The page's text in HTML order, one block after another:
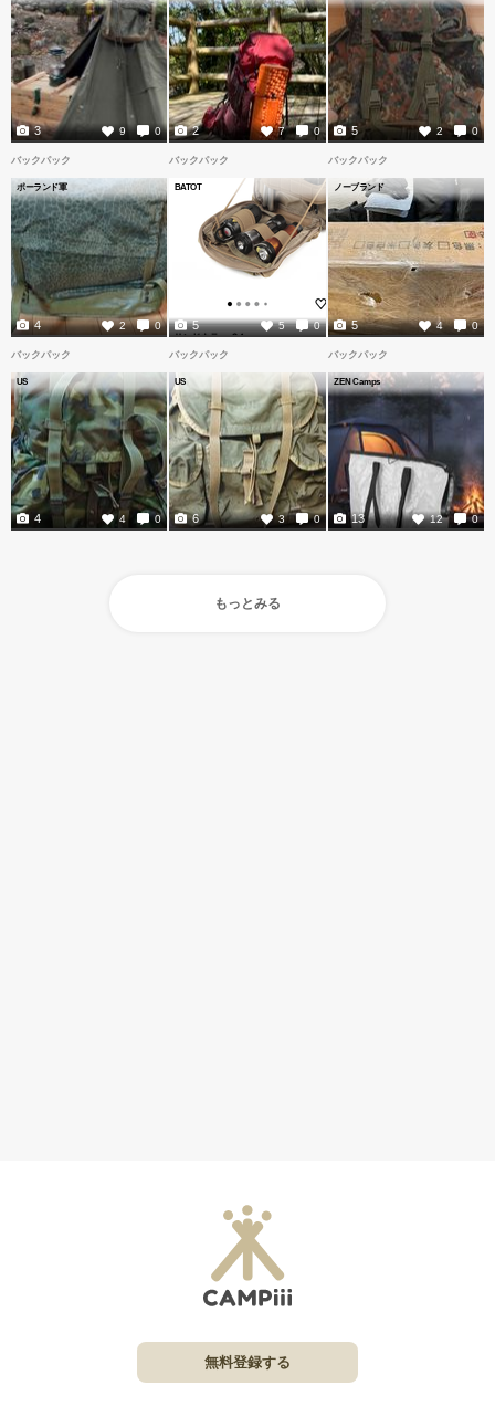
9 0
3 7 0
2 2 0
5
バックパック
ポーランド軍
2 0
4
バックパック
BATOT
5 0
5
バックパック
ノーブランド
4 0
5
バックパック
US
4 0
4
バックパック
US
3 0
6
バックパック
ZEN Camps
12 0
13
もっとみる
無料登録する